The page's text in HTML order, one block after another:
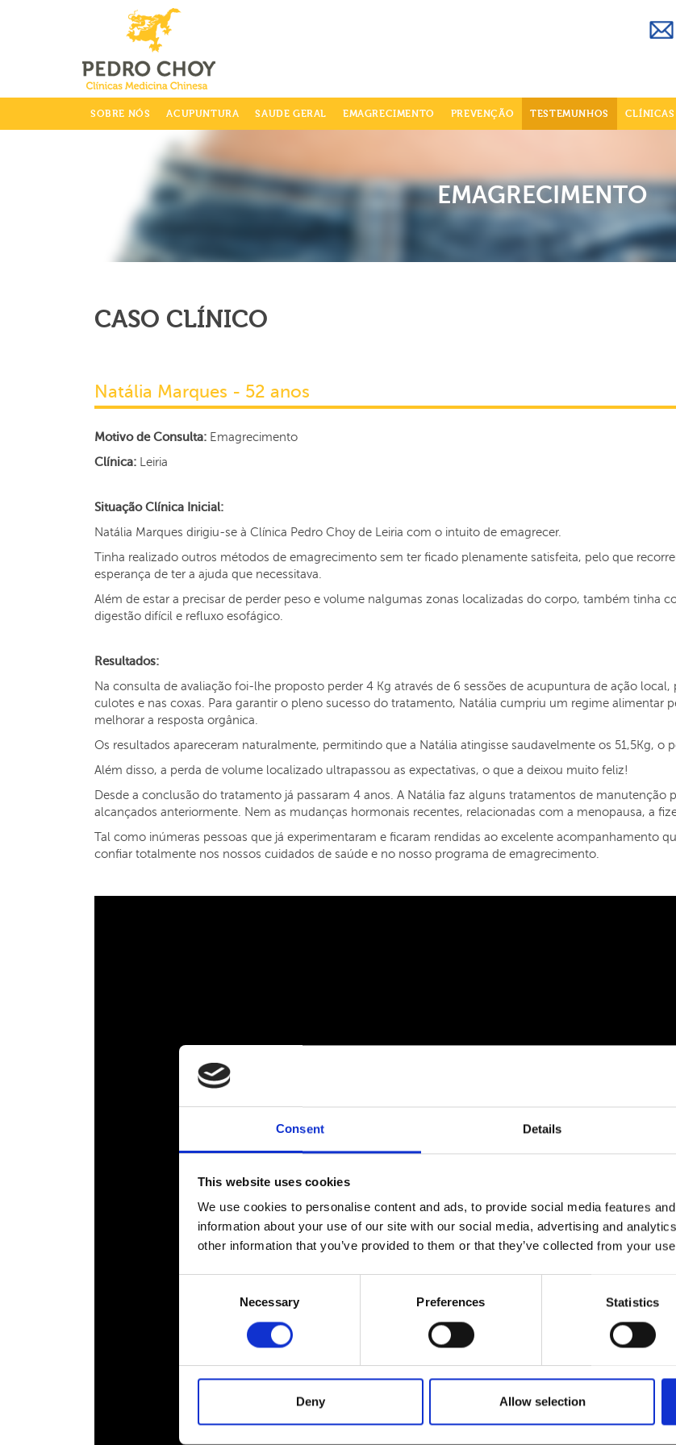
Consent Details
This website uses cookies
We use cookies to personalise content and ads, to provide social media features
information about your use of our site with our social media, advertising and
other information that you’ve provided to them or that they’ve collected from your
Necessary Preferences Statistics
Deny Allow selection
info@clinicaspedrochoy.com
SOBRE NÓS ACUPUNTURA SAUDE GERAL EMAGRECIMENTO PREVENÇÃO TESTEMUNHOS CLÍNICAS
EMAGRECIMENTO
CASO CLÍNICO
Natália Marques - 52 anos
Motivo de Consulta: Emagrecimento
Clínica: Leiria
Situação Clínica Inicial:
Natália Marques dirigiu-se à Clínica Pedro Choy de Leiria com o intuito de emagrecer.
Tinha realizado outros métodos de emagrecimento sem ter ficado plenamente satisfeita, pelo que
esperança de ter a ajuda que necessitava.
Além de estar a precisar de perder peso e volume nalgumas zonas localizadas do corpo, também tinha
digestão difícil e refluxo esofágico.
Resultados:
Na consulta de avaliação foi-lhe proposto perder 4 Kg através de 6 sessões de acupuntura de ação
culotes e nas coxas. Para garantir o pleno sucesso do tratamento, Natália cumpriu um regime alimentar
melhorar a resposta orgânica.
Os resultados apareceram naturalmente, permitindo que a Natália atingisse saudavelmente os 51,5Kg, o
Além disso, a perda de volume localizado ultrapassou as expectativas, o que a deixou muito feliz!
Desde a conclusão do tratamento já passaram 4 anos. A Natália faz alguns tratamentos de manutenção
alcançados anteriormente. Nem as mudanças hormonais recentes, relacionadas com a menopausa, a
Tal como inúmeras pessoas que já experimentaram e ficaram rendidas ao excelente acompanhamento
confiar totalmente nos nossos cuidados de saúde e no nosso programa de emagrecimento.